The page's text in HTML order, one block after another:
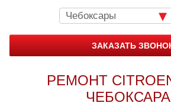
Чебоксары
ЗАКАЗАТЬ
РЕМОНТ